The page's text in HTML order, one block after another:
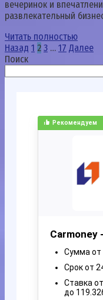
вечеринок и
развлекательный
Читать полностью
Пагинация
записей
Назад 1 2 3 … 17 Далее
Поиск